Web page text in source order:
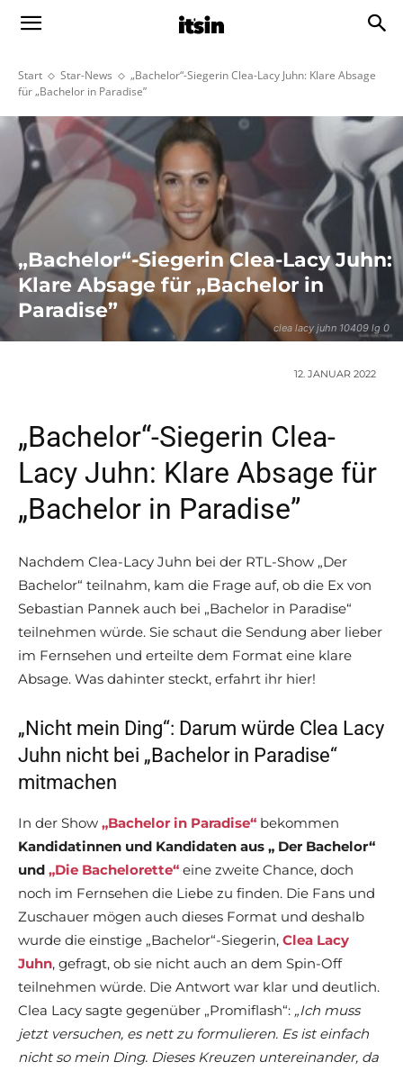
Start Star-News
„Bachelor“-Siegerin Clea-Lacy Juhn: Klare Absage
für „Bachelor in Paradise”
clea lacy juhn 10409 lg 0
„Bachelor“-Siegerin Clea-Lacy Juhn:
Klare Absage für „Bachelor in
Paradise”
12. JANUAR 2022
„Bachelor“-Siegerin Clea-
Lacy Juhn: Klare Absage für
„Bachelor in Paradise”
Nachdem Clea-Lacy Juhn bei der RTL-Show „Der
Bachelor“ teilnahm, kam die Frage auf, ob die Ex von
Sebastian Pannek auch bei „Bachelor in Paradise“
teilnehmen würde. Sie schaut die Sendung aber lieber
im Fernsehen und erteilte dem Format eine klare
Absage. Was dahinter steckt, erfahrt ihr hier!
„Nicht mein Ding“: Darum würde Clea Lacy
Juhn nicht bei „Bachelor in Paradise“
mitmachen
In der Show „Bachelor in Paradise“ bekommen
Kandidatinnen und Kandidaten aus „ Der Bachelor“
und „Die Bachelorette“ eine zweite Chance, doch
noch im Fernsehen die Liebe zu finden. Die Fans und
Zuschauer mögen auch dieses Format und deshalb
wurde die einstige „Bachelor“-Siegerin, Clea Lacy
Juhn, gefragt, ob sie nicht auch an dem Spin-Off
teilnehmen würde. Die Antwort war klar und deutlich.
Clea Lacy sagte gegenüber „Promiflash“: „Ich muss
jetzt versuchen, es nett zu formulieren. Es ist einfach
nicht so mein Ding. Dieses Kreuzen untereinander, da